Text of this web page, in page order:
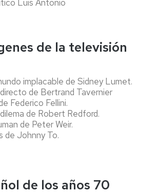
Luis Antonio
de la televisión
implacable de Sidney Lumet.
de Bertrand Tavernier
Federico Fellini.
de Robert Redford.
de Peter Weir.
de Johnny To.
de los años 70